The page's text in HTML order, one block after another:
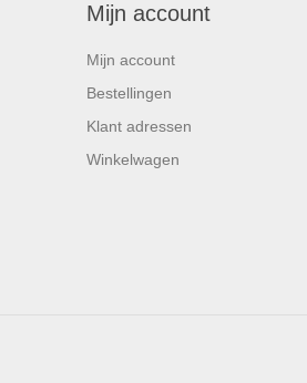
Mijn account
Mijn account
Bestellingen
Klant adressen
Winkelwagen